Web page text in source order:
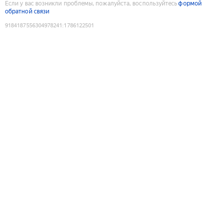
Если у вас возникли проблемы, пожалуйста, воспользуйтесьформой
обратной связи
9184187556304978241 :1786122501